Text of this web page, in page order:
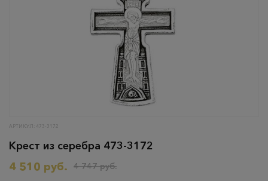
АРТИКУЛ: 473-3172
Крест из серебра 473-3172
4 510 руб.
4 747 руб.